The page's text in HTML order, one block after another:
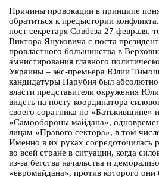
Причины провокации в принципе
обратиться к предыстории
пост секретаря Совбеза 27 февраля,
Виктора Януковича с поста
провластного большинства в
амнистирования главного
Украины – экс-премьера Юлии
кандидатуры Парубия был
власти представители окружения
видеть на посту координатора
своего соратника по «Батькивщине»
«Самообороны майдана»,
лицам «Правого сектора», в том
Именно в их руках сосредоточилась
во всей стране в ситуации, когда
из-за бегства начальства и
«евромайдана», против которого они